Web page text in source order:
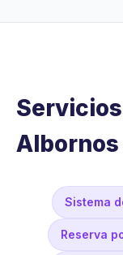
Albornos
Sistema
Reserva